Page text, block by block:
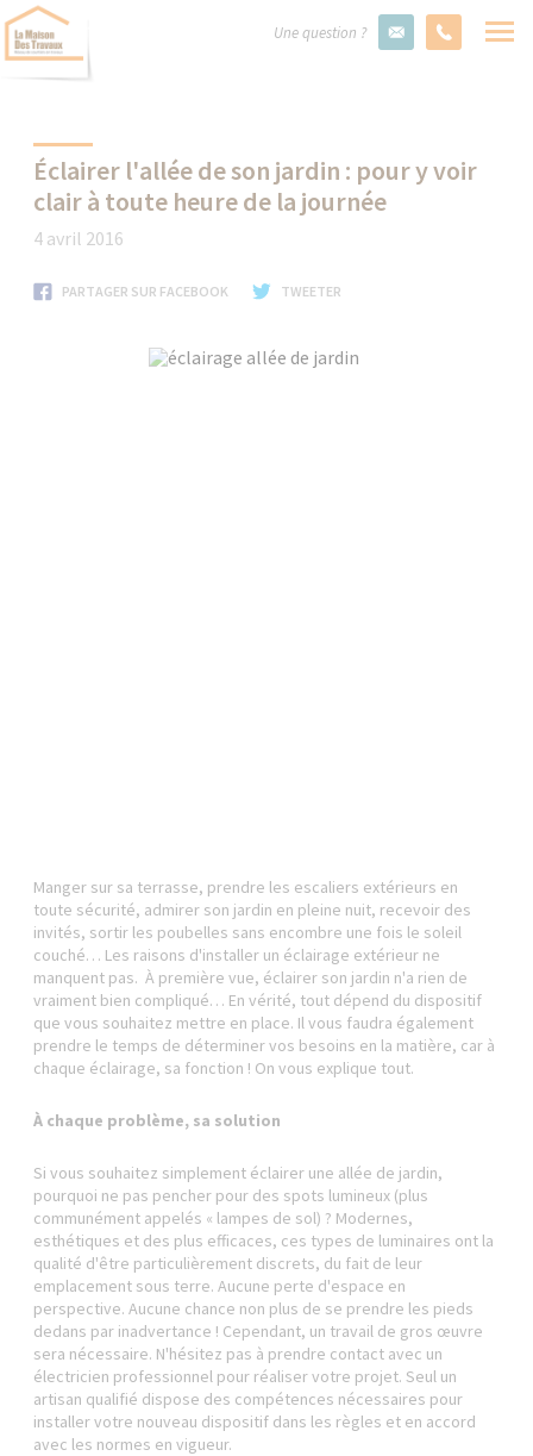
Une question ?
Éclairer l'allée de son jardin : pour y voir
clair à toute heure de la journée
4 avril 2016
PARTAGER SUR FACEBOOK TWEETER
Manger sur sa terrasse, prendre les escaliers extérieurs en
toute sécurité, admirer son jardin en pleine nuit, recevoir des
invités, sortir les poubelles sans encombre une fois le soleil
couché… Les raisons d'installer un éclairage extérieur ne
manquent pas. À première vue, éclairer son jardin n'a rien de
vraiment bien compliqué… En vérité, tout dépend du dispositif
que vous souhaitez mettre en place. Il vous faudra également
prendre le temps de déterminer vos besoins en la matière, car à
chaque éclairage, sa fonction ! On vous explique tout.
À chaque problème, sa solution
Si vous souhaitez simplement éclairer une allée de jardin,
pourquoi ne pas pencher pour des spots lumineux (plus
communément appelés « lampes de sol) ? Modernes,
esthétiques et des plus efficaces, ces types de luminaires ont la
qualité d'être particulièrement discrets, du fait de leur
emplacement sous terre. Aucune perte d'espace en
perspective. Aucune chance non plus de se prendre les pieds
dedans par inadvertance ! Cependant, un travail de gros œuvre
sera nécessaire. N'hésitez pas à prendre contact avec un
électricien professionnel pour réaliser votre projet. Seul un
artisan qualifié dispose des compétences nécessaires pour
installer votre nouveau dispositif dans les règles et en accord
avec les normes en vigueur.